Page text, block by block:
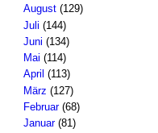
August(129)
Juli (144)
Juni (134)
Mai (114)
April (113)
März (127)
Februar(68)
Januar(81)